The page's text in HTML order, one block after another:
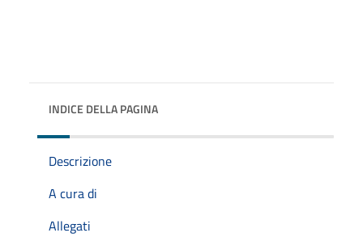
INDICE DELLA PAGINA
Descrizione
A cura di
Allegati